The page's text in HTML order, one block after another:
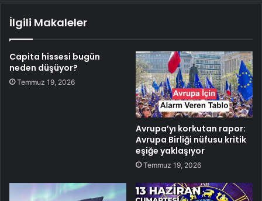
İlgili Makaleler
Capita hissesi bugün
neden düşüyor?
Temmuz 19, 2026
Avrupa’yı korkutan rapor:
Avrupa Birliği nüfusu kritik
eşiğe yaklaşıyor
Temmuz 19, 2026